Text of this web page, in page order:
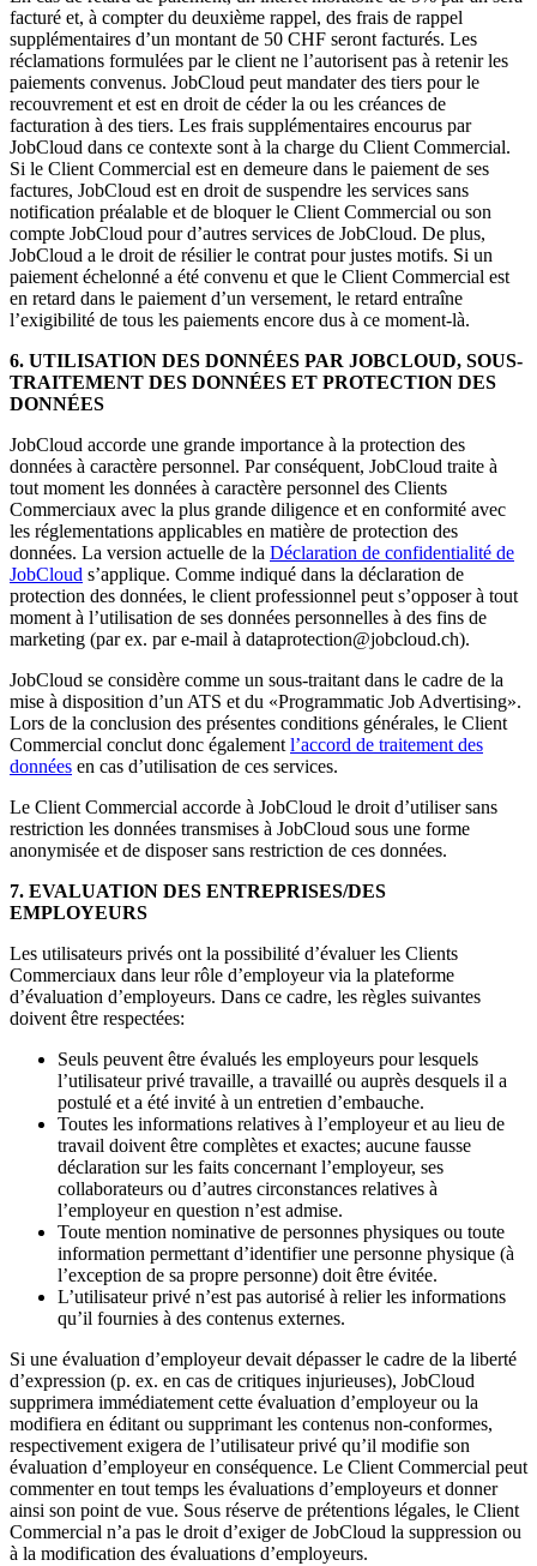
facturé et, à compter du deuxième rappel, des frais de rappel
supplémentaires d’un montant de 50 CHF seront facturés. Les
réclamations formulées par le client ne l’autorisent pas à retenir les
paiements convenus. JobCloud peut mandater des tiers pour le
recouvrement et est en droit de céder la ou les créances de
facturation à des tiers. Les frais supplémentaires encourus par
JobCloud dans ce contexte sont à la charge du Client Commercial.
Si le Client Commercial est en demeure dans le paiement de ses
factures, JobCloud est en droit de suspendre les services sans
notification préalable et de bloquer le Client Commercial ou son
compte JobCloud pour d’autres services de JobCloud. De plus,
JobCloud a le droit de résilier le contrat pour justes motifs. Si un
paiement échelonné a été convenu et que le Client Commercial est
en retard dans le paiement d’un versement, le retard entraîne
l’exigibilité de tous les paiements encore dus à ce moment-là.
6. UTILISATION DES DONNÉES PAR JOBCLOUD, SOUS-
TRAITEMENT DES DONNÉES ET PROTECTION DES
DONNÉES
JobCloud accorde une grande importance à la protection des
données à caractère personnel. Par conséquent, JobCloud traite à
tout moment les données à caractère personnel des Clients
Commerciaux avec la plus grande diligence et en conformité avec
les réglementations applicables en matière de protection des
données. La version actuelle de la Déclaration de confidentialité de
JobCloud s’applique. Comme indiqué dans la déclaration de
protection des données, le client professionnel peut s’opposer à tout
moment à l’utilisation de ses données personnelles à des fins de
marketing (par ex. par e-mail à dataprotection@jobcloud.ch).
JobCloud se considère comme un sous-traitant dans le cadre de la
mise à disposition d’un ATS et du «Programmatic Job Advertising».
Lors de la conclusion des présentes conditions générales, le Client
Commercial conclut donc également l’accord de traitement des
données en cas d’utilisation de ces services.
Le Client Commercial accorde à JobCloud le droit d’utiliser sans
restriction les données transmises à JobCloud sous une forme
anonymisée et de disposer sans restriction de ces données.
7. EVALUATION DES ENTREPRISES/DES
EMPLOYEURS
Les utilisateurs privés ont la possibilité d’évaluer les Clients
Commerciaux dans leur rôle d’employeur via la plateforme
d’évaluation d’employeurs. Dans ce cadre, les règles suivantes
doivent être respectées:
Seuls peuvent être évalués les employeurs pour lesquels
l’utilisateur privé travaille, a travaillé ou auprès desquels il a
postulé et a été invité à un entretien d’embauche.
Toutes les informations relatives à l’employeur et au lieu de
travail doivent être complètes et exactes; aucune fausse
déclaration sur les faits concernant l’employeur, ses
collaborateurs ou d’autres circonstances relatives à
l’employeur en question n’est admise.
Toute mention nominative de personnes physiques ou toute
information permettant d’identifier une personne physique (à
l’exception de sa propre personne) doit être évitée.
L’utilisateur privé n’est pas autorisé à relier les informations
qu’il fournies à des contenus externes.
Si une évaluation d’employeur devait dépasser le cadre de la liberté
d’expression (p. ex. en cas de critiques injurieuses), JobCloud
supprimera immédiatement cette évaluation d’employeur ou la
modifiera en éditant ou supprimant les contenus non-conformes,
respectivement exigera de l’utilisateur privé qu’il modifie son
évaluation d’employeur en conséquence. Le Client Commercial peut
commenter en tout temps les évaluations d’employeurs et donner
ainsi son point de vue. Sous réserve de prétentions légales, le Client
Commercial n’a pas le droit d’exiger de JobCloud la suppression ou
à la modification des évaluations d’employeurs.